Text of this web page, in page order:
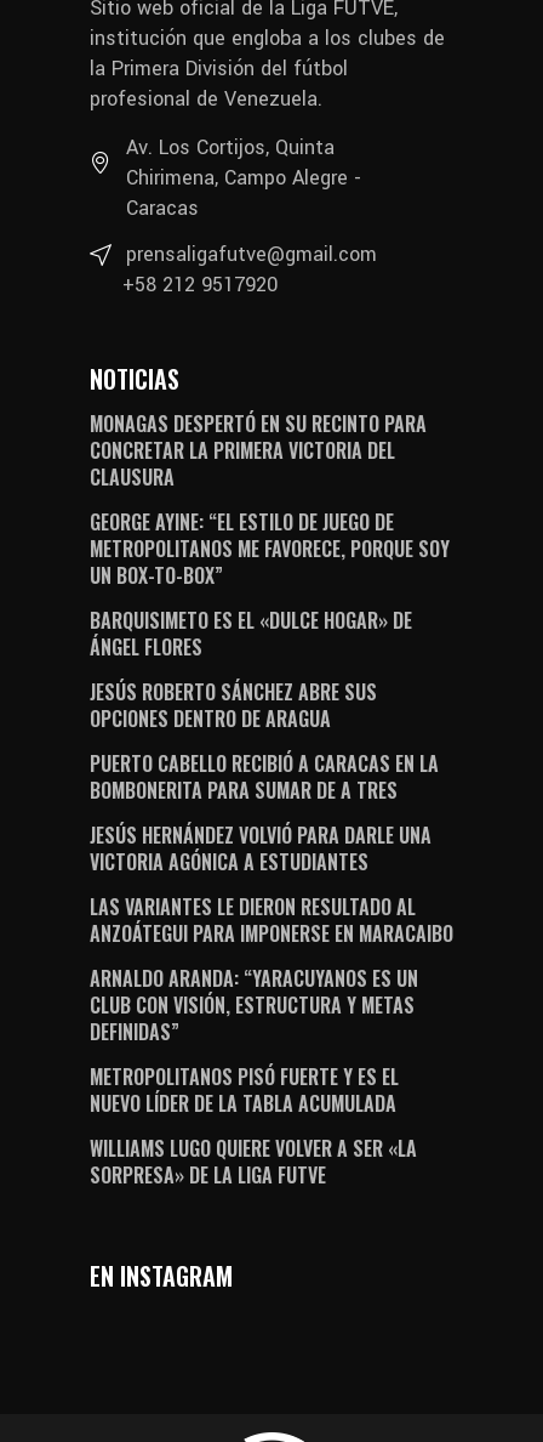
Sitio web oficial de la Liga FUTVE,
institución que engloba a los clubes de
la Primera División del fútbol
profesional de Venezuela.
Av. Los Cortijos, Quinta
Chirimena, Campo Alegre -
Caracas
prensaligafutve@gmail.com
+58 212 9517920
NOTICIAS
MONAGAS DESPERTÓ EN SU RECINTO PARA
CONCRETAR LA PRIMERA VICTORIA DEL
CLAUSURA
GEORGE AYINE: “EL ESTILO DE JUEGO DE
METROPOLITANOS ME FAVORECE, PORQUE SOY
UN BOX-TO-BOX”
BARQUISIMETO ES EL «DULCE HOGAR» DE
ÁNGEL FLORES
JESÚS ROBERTO SÁNCHEZ ABRE SUS
OPCIONES DENTRO DE ARAGUA
PUERTO CABELLO RECIBIÓ A CARACAS EN LA
BOMBONERITA PARA SUMAR DE A TRES
JESÚS HERNÁNDEZ VOLVIÓ PARA DARLE UNA
VICTORIA AGÓNICA A ESTUDIANTES
LAS VARIANTES LE DIERON RESULTADO AL
ANZOÁTEGUI PARA IMPONERSE EN MARACAIBO
ARNALDO ARANDA: “YARACUYANOS ES UN
CLUB CON VISIÓN, ESTRUCTURA Y METAS
DEFINIDAS”
METROPOLITANOS PISÓ FUERTE Y ES EL
NUEVO LÍDER DE LA TABLA ACUMULADA
WILLIAMS LUGO QUIERE VOLVER A SER «LA
SORPRESA» DE LA LIGA FUTVE
EN INSTAGRAM